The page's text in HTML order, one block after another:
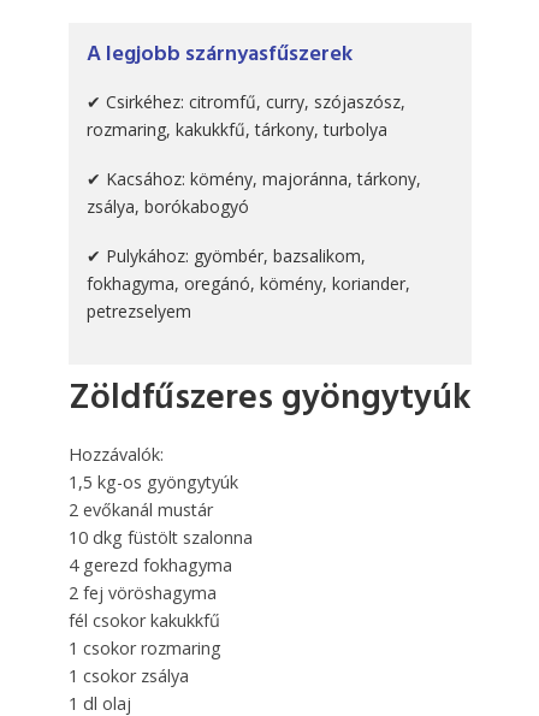
A legjobb szárnyasfűszerek
✔ Csirkéhez: citromfű, curry, szójaszósz,
rozmaring, kakukkfű, tárkony, turbolya
✔ Kacsához: kömény, majoránna, tárkony,
zsálya, borókabogyó
✔ Pulykához: gyömbér, bazsalikom,
fokhagyma, oregánó, kömény, koriander,
petrezselyem
Zöldfűszeres gyöngytyúk
Hozzávalók:
1,5 kg-os gyöngytyúk
2 evőkanál mustár
10 dkg füstölt szalonna
4 gerezd fokhagyma
2 fej vöröshagyma
fél csokor kakukkfű
1 csokor rozmaring
1 csokor zsálya
1 dl olaj